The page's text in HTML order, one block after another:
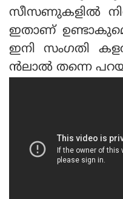
സീസണുകളില്‍
ഇതാണ്
ഇനി സംഗതി
ന്‍ലാല്‍ തന്നെ